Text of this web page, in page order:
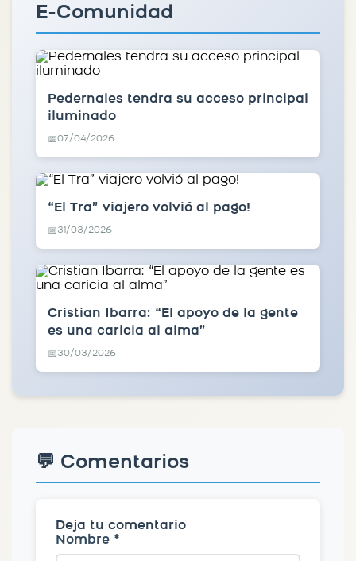
E-Comunidad
Pedernales tendra su acceso principal
iluminado
📅07/04/2026
“El Tra” viajero volvió al pago!
📅31/03/2026
Cristian Ibarra: “El apoyo de la gente
es una caricia al alma”
📅30/03/2026
💬 Comentarios
Deja tu comentario
Nombre *